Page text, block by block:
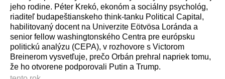
jeho rodine. Péter Krekó, ekonóm a sociálny psychológ,
riaditeľ budapeštianskeho think-tanku Political Capital,
habilitovaný docent na Univerzite Eötvösa Loránda a
senior fellow washingtonského Centra pre európsku
politickú analýzu (CEPA), v rozhovore s Victorom
Breinerom vysvetľuje, prečo Orbán prehral napriek tomu,
že ho otvorene podporovali Putin a Trump.